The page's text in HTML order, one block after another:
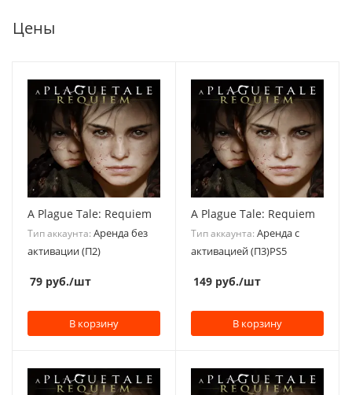
Цены
A Plague Tale: Requiem
Тип аккаунта: Аренда без
активации (П2)
79 руб./шт
В корзину
A Plague Tale: Requiem
Тип аккаунта: Аренда с
активацией (П3)PS5
149 руб./шт
В корзину